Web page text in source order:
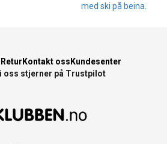
med ski på beina.
Retur Kontakt oss Kundesenter
oss stjerner på Trustpilot